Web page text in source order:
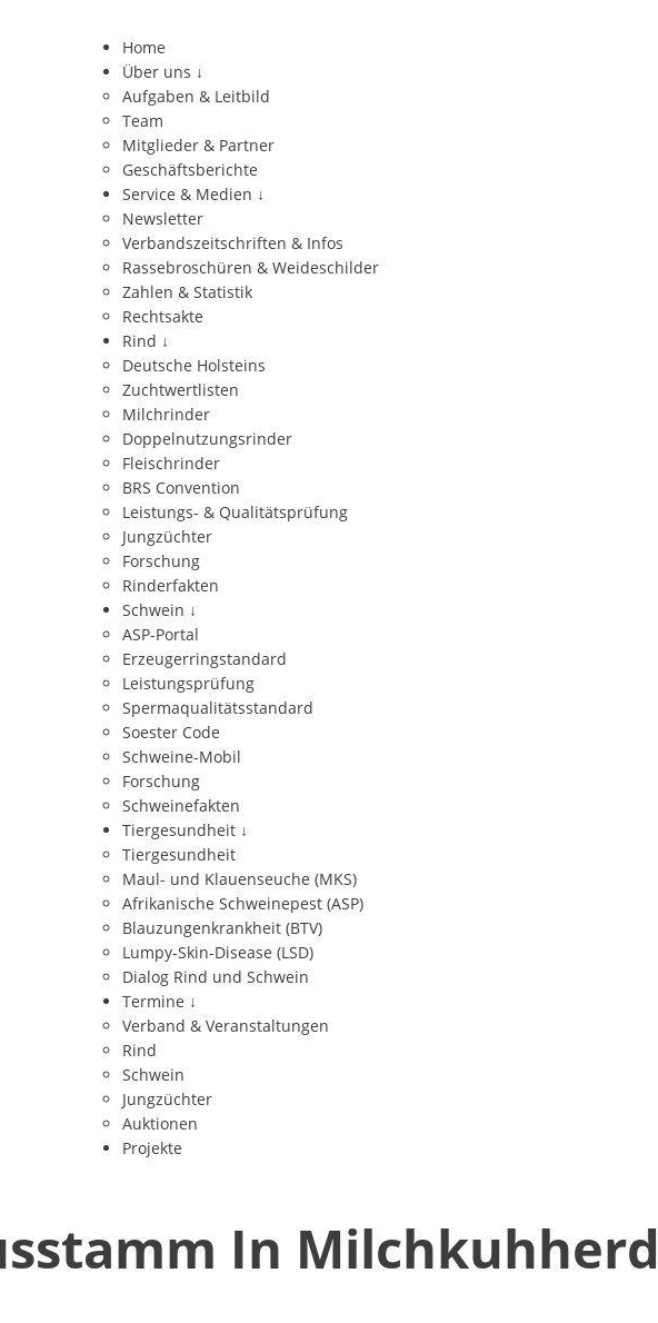
Home
Über uns ↓
Aufgaben & Leitbild
Team
Mitglieder & Partner
Geschäftsberichte
Service & Medien ↓
Newsletter
Verbandszeitschriften & Infos
Rassebroschüren & Weideschilder
Zahlen & Statistik
Rechtsakte
Rind ↓
Deutsche Holsteins
Zuchtwertlisten
Milchrinder
Doppelnutzungsrinder
Fleischrinder
BRS Convention
Leistungs- & Qualitätsprüfung
Jungzüchter
Forschung
Rinderfakten
Schwein ↓
ASP-Portal
Erzeugerringstandard
Leistungsprüfung
Spermaqualitätsstandard
Soester Code
Schweine-Mobil
Forschung
Schweinefakten
Tiergesundheit ↓
Tiergesundheit
Maul- und Klauenseuche (MKS)
Afrikanische Schweinepest (ASP)
Blauzungenkrankheit (BTV)
Lumpy-Skin-Disease (LSD)
Dialog Rind und Schwein
Termine ↓
Verband & Veranstaltungen
Rind
Schwein
Jungzüchter
Auktionen
Projekte
In